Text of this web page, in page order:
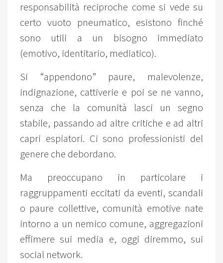
responsabilità reciproche come si vede su
certo vuoto pneumatico, esistono finché
sono utili a un bisogno immediato
(emotivo, identitario, mediatico).
Si “appendono” paure, malevolenze,
indignazione, cattiverie e poi se ne vanno,
senza che la comunità lasci un segno
stabile, passando ad altre critiche e ad altri
capri espiatori. Ci sono professionisti del
genere che debordano.
Ma preoccupano in particolare i
raggruppamenti eccitati da eventi, scandali
o paure collettive, comunità emotive nate
intorno a un nemico comune, aggregazioni
effimere sui media e, oggi diremmo, sui
social network.